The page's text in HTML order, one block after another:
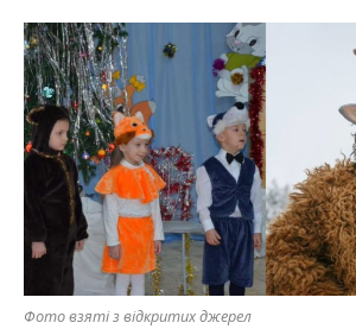
Фото взяті з відкритих джерел